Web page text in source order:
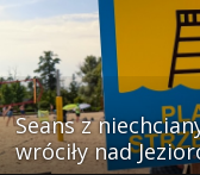
Seans z
wróciły nad